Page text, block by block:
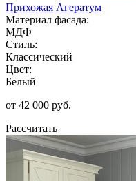
Прихожая Агератум
Материал фасада:
МДФ
Стиль:
Классический
Цвет:
Белый
от 42 000 руб.
Рассчитать